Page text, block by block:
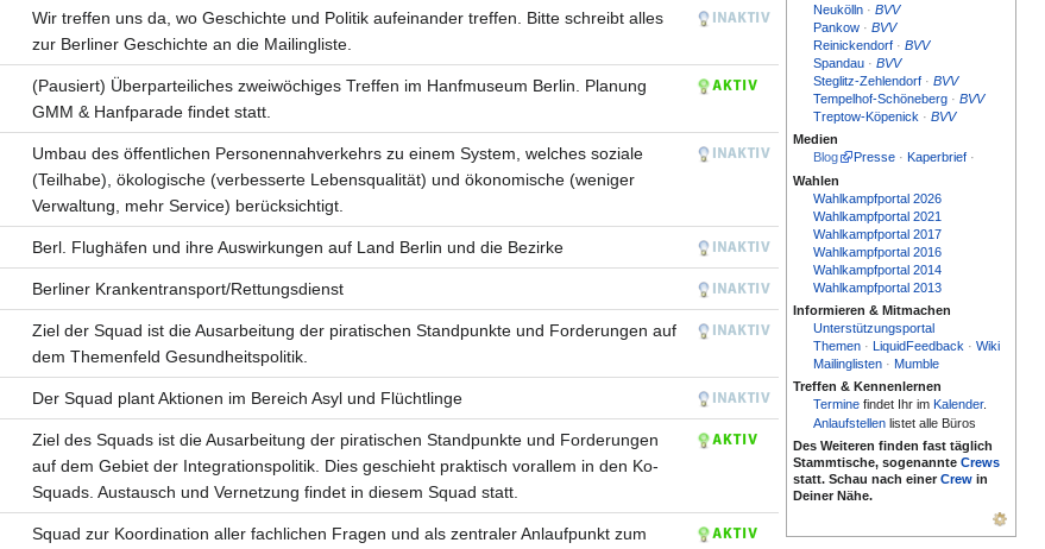
Neukölln · BVV
Pankow · BVV
Reinickendorf · BVV
Spandau · BVV
Steglitz-Zehlendorf · BVV
Tempelhof-Schöneberg · BVV
Treptow-Köpenick · BVV
Medien
Blog
Presse · Kaperbrief ·
Wahlen
Wahlkampfportal 2026
Wahlkampfportal 2021
Wahlkampfportal 2017
Wahlkampfportal 2016
Wahlkampfportal 2014
Wahlkampfportal 2013
Informieren & Mitmachen
Unterstützungsportal
Themen · LiquidFeedback · Wiki
Mailinglisten · Mumble
Treffen & Kennenlernen
Terminefindet Ihr im Kalender.
Anlaufstellenlistet alle Büros
Des Weiteren finden fast täglich
Stammtische, sogenannte Crews
statt. Schau nach einer Crewin
Deiner Nähe.
Wir treffen uns da, wo Geschichte und Politik aufeinander treffen. Bitte schreibt alles
zur Berliner Geschichte an die Mailingliste.
(Pausiert) Überparteiliches zweiwöchiges Treffen im Hanfmuseum Berlin. Planung
GMM & Hanfparade findet statt.
Umbau des öffentlichen Personennahverkehrs zu einem System, welches soziale
(Teilhabe), ökologische (verbesserte Lebensqualität) und ökonomische (weniger
Verwaltung, mehr Service) berücksichtigt.
Berl. Flughäfen und ihre Auswirkungen auf Land Berlin und die Bezirke
Berliner Krankentransport/Rettungsdienst
Ziel der Squad ist die Ausarbeitung der piratischen Standpunkte und Forderungen auf
dem Themenfeld Gesundheitspolitik.
Der Squad plant Aktionen im Bereich Asyl und Flüchtlinge
Ziel des Squads ist die Ausarbeitung der piratischen Standpunkte und Forderungen
auf dem Gebiet der Integrationspolitik. Dies geschieht praktisch vorallem in den Ko-
Squads. Austausch und Vernetzung findet in diesem Squad statt.
Squad zur Koordination aller fachlichen Fragen und als zentraler Anlaufpunkt zum